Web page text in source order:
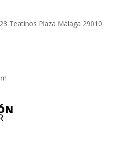
Teatinos Plaza Málaga 29010